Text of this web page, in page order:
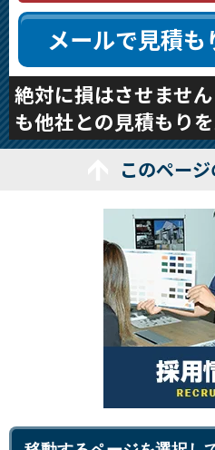
メールで見積も
絶対に損はさせませ
も他社との見積もり
このペー